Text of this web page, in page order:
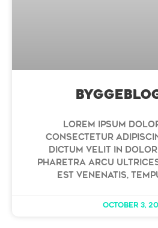
Lorem ipsum
consectetur
dictum velit in dolor
pharetra arcu ultrices.
est venenatis,
October 3,